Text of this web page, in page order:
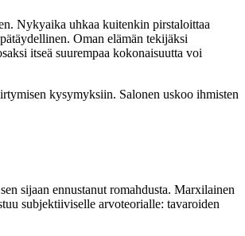
Nykyaika uhkaa kuitenkin pirstaloittaa
Oman elämän tekijäksi
itseä suurempaa kokonaisuutta voi
kysymyksiin. Salonen uskoo ihmisten
sijaan ennustanut romahdusta. Marxilainen
subjektiiviselle arvoteorialle: tavaroiden